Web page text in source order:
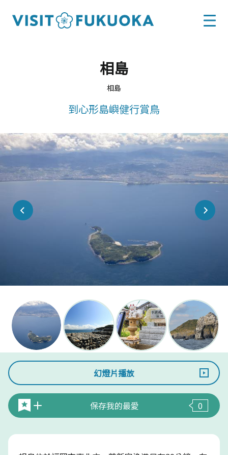
相島
相島
到心形島嶼健行賞鳥
幻燈片播放
保存我的最愛 0